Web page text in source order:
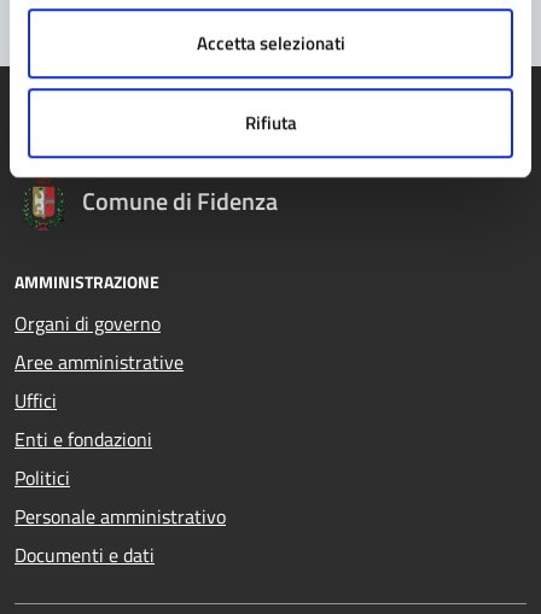
Accetta selezionati
Rifiuta
Comune di Fidenza
AMMINISTRAZIONE
Organi di governo
Aree amministrative
Uffici
Enti e fondazioni
Politici
Personale amministrativo
Documenti e dati